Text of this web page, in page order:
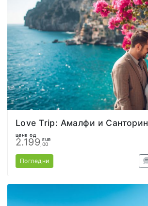
Love Trip: Амалфи и
цена од
2.199 EUR
,00
Погледни